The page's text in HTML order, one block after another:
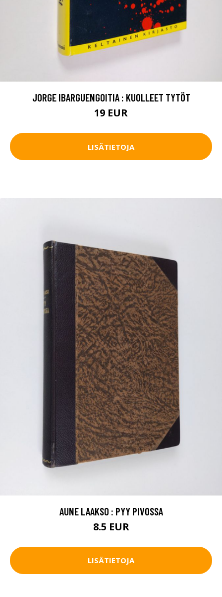
JORGE IBARGUENGOITIA : KUOLLEET TYTÖT
19 EUR
LISÄTIETOJA
AUNE LAAKSO : PYY PIVOSSA
8.5 EUR
LISÄTIETOJA